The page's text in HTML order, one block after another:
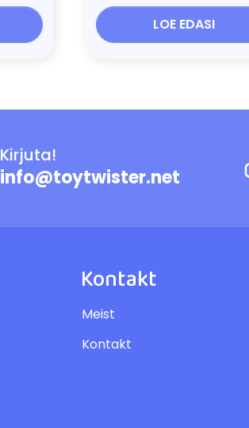
LOE EDASI
Kirjuta!
info@toytwister.net
Kontakt
Meist
Kontakt